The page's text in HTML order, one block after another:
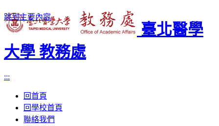
跳到主要內容
臺北醫學
大學 教務處
:::
回首頁
回學校首頁
聯絡我們